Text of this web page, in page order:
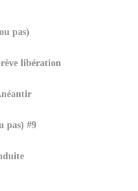
pas)
libération
pas) #9